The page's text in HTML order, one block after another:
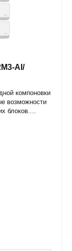
AI/
компоновки
возможности
блоков....